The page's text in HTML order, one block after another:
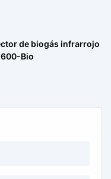
de biogás infrarrojo
Bio